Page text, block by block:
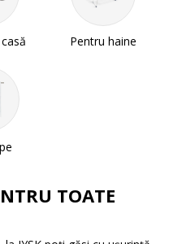
Pentru haine
TOATE